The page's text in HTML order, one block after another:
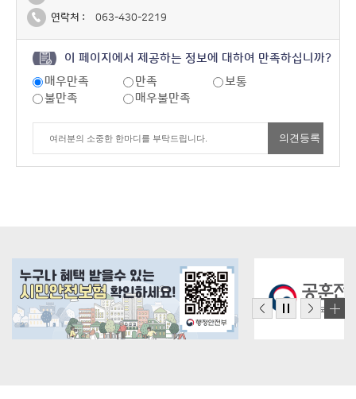
연락처 :
063-430-2219
이 페이지에서 제공하는 정보에 대하여 만족하십니까?
매우만족
만족
보통
불만족
매우불만족